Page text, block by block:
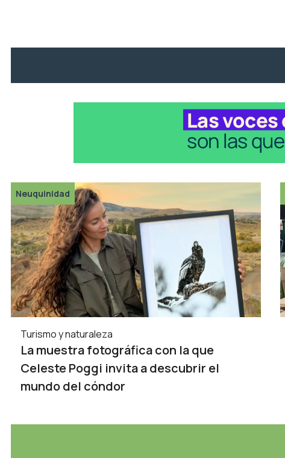
Neuquinidad
Turismo y naturaleza
La muestra fotográfica con la que
Celeste Poggi invita a descubrir el
mundo del cóndor